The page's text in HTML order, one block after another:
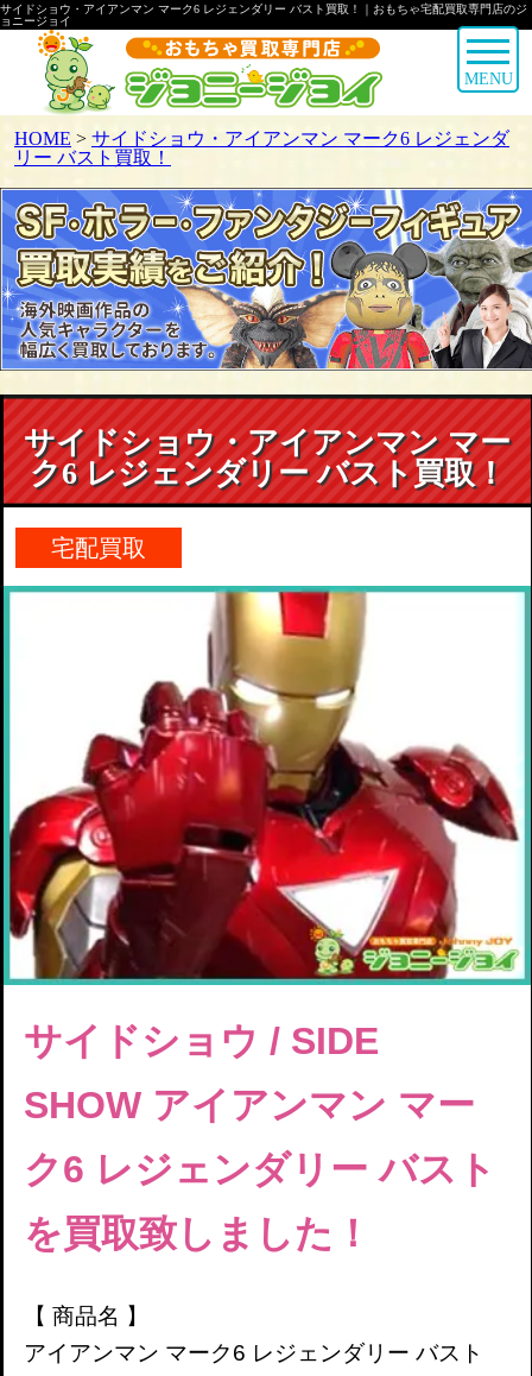
サイドショウ・アイアンマン マーク6 レジェンダリー バスト買取！｜おもちゃ宅配買取専門店のジ
ョニージョイ
MENU
HOME > サイドショウ・アイアンマン マーク6 レジェンダ
リー バスト買取！
サイドショウ・アイアンマン マー
ク6 レジェンダリー バスト買取！
宅配買取
サイドショウ / SIDE
SHOW アイアンマン マー
ク6 レジェンダリー バスト
を買取致しました！
【 商品名 】
アイアンマン マーク6 レジェンダリー バスト